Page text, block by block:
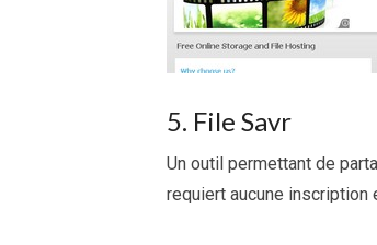
5. File Savr
Un outil permettant de
requiert aucune inscription